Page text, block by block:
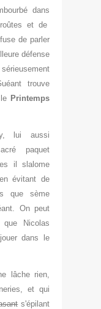
dans
et de
de parler
défense
sérieusement
trouve
Printemps
, lui aussi
paquet
il slalome
évitant de
que sème
On peut
que Nicolas
dans le
lâche rien,
, et qui
s'épilant